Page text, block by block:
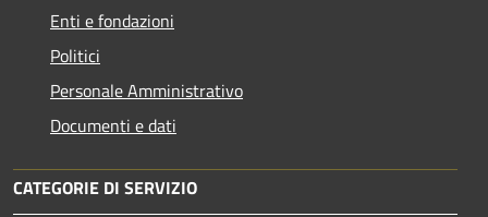
Enti e fondazioni
Politici
Personale Amministrativo
Documenti e dati
CATEGORIE DI SERVIZIO